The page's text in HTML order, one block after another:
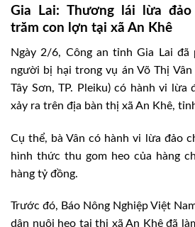
Gia Lai: Thương lái lừa
trăm con lợn tại xã An Khê
Ngày 2/6, Công an tỉnh Gia Lai
người bị hại trong vụ án Võ Thị
Tây Sơn, TP. Pleiku) có hành vi lừa
xảy ra trên địa bàn thị xã An Khê,
Cụ thể, bà Vân có hành vi lừa đảo
hình thức thu gom heo của hàng
hàng tỷ đồng.
Trước đó, Báo Nông Nghiệp Việt
dân nuôi heo tại thị xã An Khê đã